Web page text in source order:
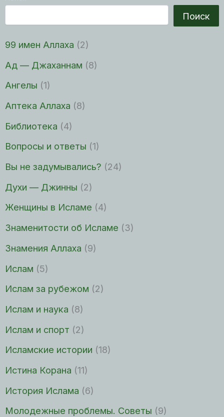
Поиск
99 имен Аллаха (2)
Ад — Джаханнам (8)
Ангелы (1)
Аптека Аллаха (8)
Библиотека (4)
Вопросы и ответы (1)
Вы не задумывались? (24)
Духи — Джинны (2)
Женщины в Исламе (4)
Знаменитости об Исламе (3)
Знамения Аллаха (9)
Ислам (5)
Ислам за рубежом (2)
Ислам и наука (8)
Ислам и спорт (2)
Исламские истории (18)
Истина Корана (11)
История Ислама (6)
Молодежные проблемы. Советы (9)